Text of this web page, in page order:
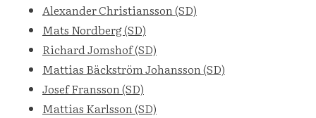
Alexander Christiansson (SD)
Mats Nordberg (SD)
Richard Jomshof (SD)
Mattias Bäckström Johansson (SD)
Josef Fransson (SD)
Mattias Karlsson (SD)